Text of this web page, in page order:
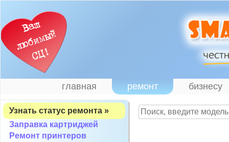
главная ремонт бизнесу
Узнать статус ремонта »
Заправка картриджей
Ремонт принтеров